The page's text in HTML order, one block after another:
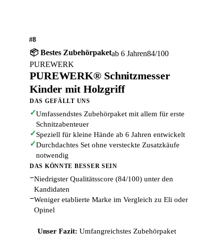
#8
📦 Bestes Zubehörpaketab 6 Jahren84/100
PUREWERK
PUREWERK® Schnitzmesser
Kinder mit Holzgriff
DAS GEFÄLLT UNS
✓Umfassendstes Zubehörpaket mit allem für erste
Schnitzabenteuer
✓Speziell für kleine Hände ab 6 Jahren entwickelt
✓Durchdachtes Set ohne versteckte Zusatzkäufe
notwendig
DAS KÖNNTE BESSER SEIN
−Niedrigster Qualitätsscore (84/100) unter den
Kandidaten
−Weniger etablierte Marke im Vergleich zu Eli oder
Opinel
Unser Fazit: Umfangreichstes Zubehörpaket